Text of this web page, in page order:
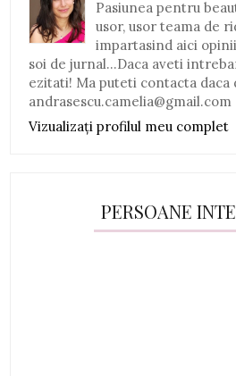
Pasiunea pentru
usor, usor teama de
impartasind aici
soi de jurnal...Daca aveti
ezitati! Ma puteti contacta daca
andrasescu.camelia@gmail.com
Vizualizați profilul meu complet
PERSOANE